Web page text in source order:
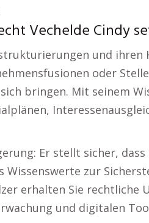
Vechelde Cindy
und ihren
oder
bringen. Mit seinem
Er stellt sicher,
Wissenswerte zur
erhalten Sie rechtliche
und digitalen